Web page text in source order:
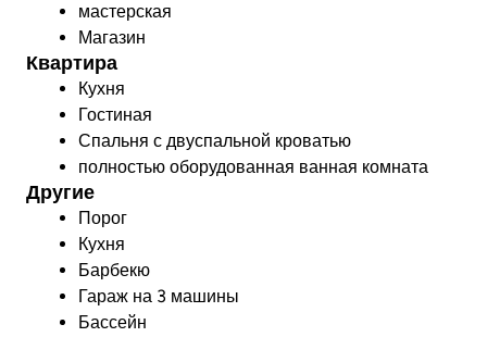
мастерская
Магазин
Квартира
Кухня
Гостиная
Спальня с двуспальной кроватью
полностью оборудованная ванная комната
Другие
Порог
Кухня
Барбекю
Гараж на 3 машины
Бассейн